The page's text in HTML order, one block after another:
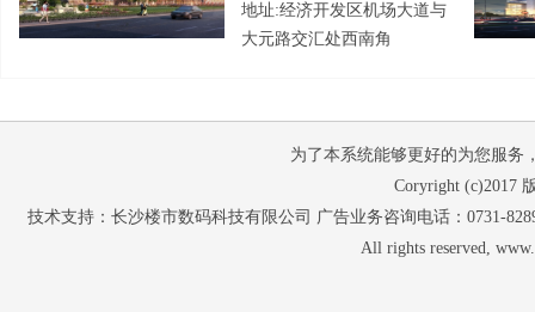
地址:经济开发区机场大道与
大元路交汇处西南角
为了本系统能够更好的为您服务
Coryright (c)2017
技术支持：长沙楼市数码科技有限公司 广告业务咨询电话：0731-
All rights reserved,